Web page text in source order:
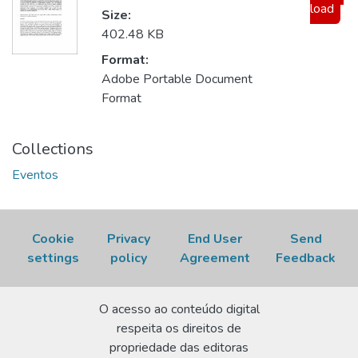
Size:
402.48 KB
Format:
Adobe Portable Document
Format
load
Collections
Eventos
Cookie
settings
Privacy
policy
End User
Agreement
Send
Feedback
O acesso ao conteúdo digital
respeita os direitos de
propriedade das editoras